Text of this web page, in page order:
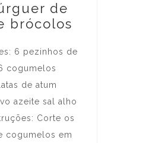
de
brócolos
6 pezinhos de
cogumelos
de atum
azeite sal alho
Corte os
cogumelos em